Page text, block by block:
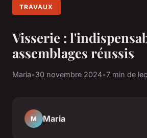
TRAVAUX
Visserie :
assemblages réussis
Maria•30 novembre 2024•7 min de
M Maria